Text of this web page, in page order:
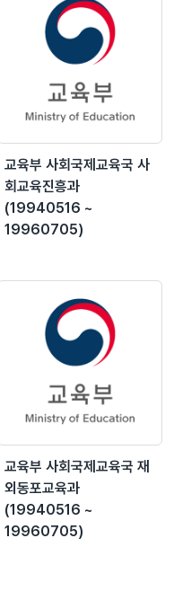
교육부 사회국제교육국 사
회교육진흥과
(19940516 ~
19960705)
교육부 사회국제교육국 재
외동포교육과
(19940516 ~
19960705)